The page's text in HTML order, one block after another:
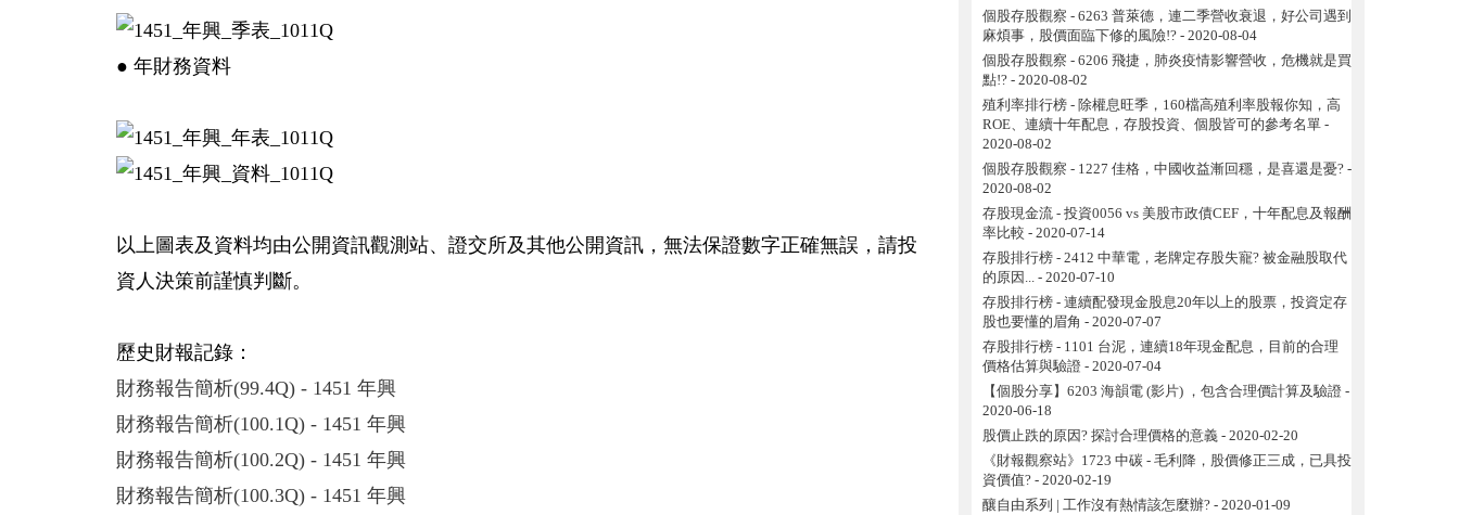
● 年財務資料
以上圖表及資料均由公開資訊觀測站、證交所及其他公開資訊，無法保證數字正確無誤，請投
資人決策前謹慎判斷。
歷史財報記錄：
財務報告簡析(99.4Q) - 1451 年興
財務報告簡析(100.1Q) - 1451 年興
財務報告簡析(100.2Q) - 1451 年興
財務報告簡析(100.3Q) - 1451 年興
個股存股觀察 - 6263 普萊德，連二季營收衰退，好公司遇到
麻煩事，股價面臨下修的風險!?- 2020-08-04
個股存股觀察 - 6206 飛捷，肺炎疫情影響營收，危機就是買
點!? - 2020-08-02
殖利率排行榜 - 除權息旺季，160檔高殖利率股報你知，高
ROE、連續十年配息，存股投資、個股皆可的參考名單-
2020-08-02
個股存股觀察 - 1227 佳格，中國收益漸回穩，是喜還是憂?-
2020-08-02
存股現金流 - 投資0056 vs 美股市政債CEF，十年配息及報酬
率比較 - 2020-07-14
存股排行榜 - 2412 中華電，老牌定存股失寵? 被金融股取代
的原因...- 2020-07-10
存股排行榜 - 連續配發現金股息20年以上的股票，投資定存
股也要懂的眉角 - 2020-07-07
存股排行榜 - 1101 台泥，連續18年現金配息，目前的合理
價格估算與驗證- 2020-07-04
【個股分享】6203 海韻電 (影片) ，包含合理價計算及驗證-
2020-06-18
股價止跌的原因? 探討合理價格的意義- 2020-02-20
《財報觀察站》1723 中碳 - 毛利降，股價修正三成，已具投
資價值?- 2020-02-19
釀自由系列 | 工作沒有熱情該怎麼辦?- 2020-01-09